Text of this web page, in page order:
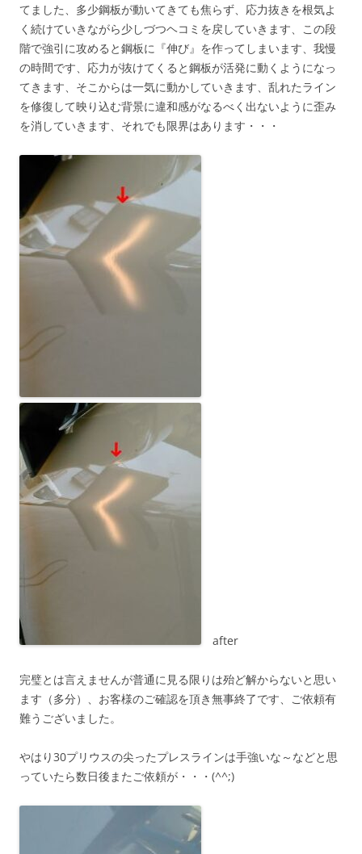
てました、多少鋼板が動いてきても焦らず、応力抜きを根気よ
く続けていきながら少しづつヘコミを戻していきます、この段
階で強引に攻めると鋼板に『伸び』を作ってしまいます、我慢
の時間です、応力が抜けてくると鋼板が活発に動くようになっ
てきます、そこからは一気に動かしていきます、乱れたライン
を修復して映り込む背景に違和感がなるべく出ないように歪み
を消していきます、それでも限界はあります・・・
after
完璧とは言えませんが普通に見る限りは殆ど解からないと思い
ます（多分）、お客様のご確認を頂き無事終了です、ご依頼有
難うございました。
やはり30プリウスの尖ったプレスラインは手強いな～などと思
っていたら数日後またご依頼が・・・(^^;)